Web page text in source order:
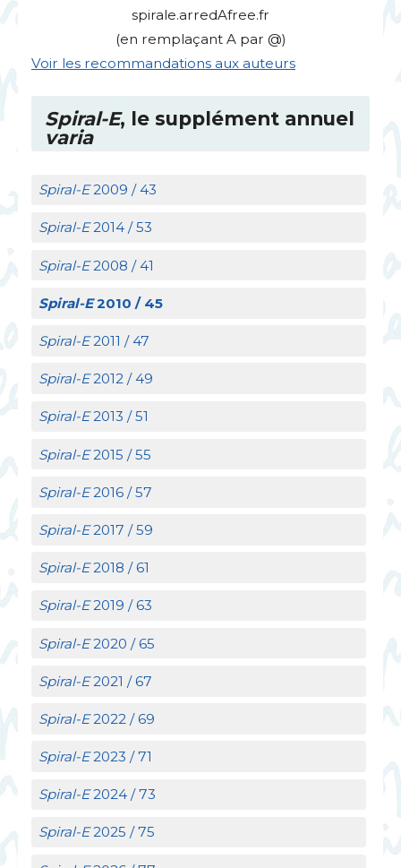
spirale.arredAfree.fr
(en remplaçant A par @)
Voir les recommandations aux auteurs
Spiral-E, le supplément annuel
varia
Spiral-E2009 / 43
Spiral-E2014 / 53
Spiral-E2008 / 41
Spiral-E2010 / 45
Spiral-E2011 / 47
Spiral-E2012 / 49
Spiral-E2013 / 51
Spiral-E2015 / 55
Spiral-E2016 / 57
Spiral-E2017 / 59
Spiral-E2018 / 61
Spiral-E2019 / 63
Spiral-E2020 / 65
Spiral-E2021 / 67
Spiral-E2022 / 69
Spiral-E2023 / 71
Spiral-E2024 / 73
Spiral-E2025 / 75